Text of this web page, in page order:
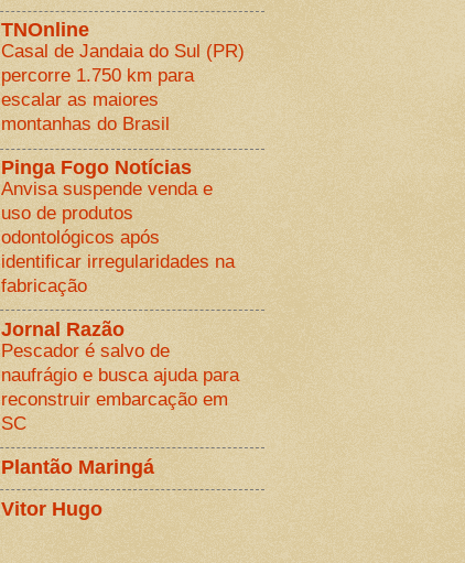
TNOnline
Casal de Jandaia do Sul (PR)
percorre 1.750 km para
escalar as maiores
montanhas do Brasil
Pinga Fogo Notícias
Anvisa suspende venda e
uso de produtos
odontológicos após
identificar irregularidades na
fabricação
Jornal Razão
Pescador é salvo de
naufrágio e busca ajuda para
reconstruir embarcação em
SC
Plantão Maringá
Vitor Hugo